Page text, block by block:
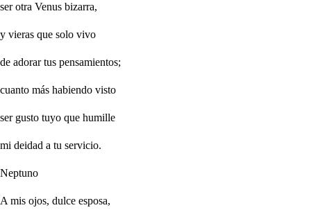
ser otra Venus bizarra,
y vieras que solo vivo
de adorar tus pensamientos;
cuanto más habiendo visto
ser gusto tuyo que humille
mi deidad a tu servicio.
Neptuno
A mis ojos, dulce esposa,